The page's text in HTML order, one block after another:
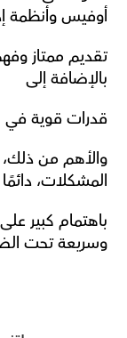
أوفيس وأنظمة
بالإضافة إلى
قدرات قوية في
المشكلات، دائمًا
وسريعة تحت